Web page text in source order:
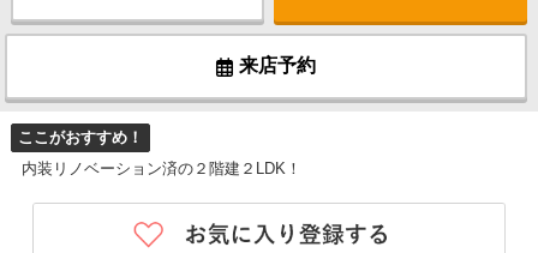
来店予約
ここがおすすめ！
内装リノベーション済の２階建２LDK！